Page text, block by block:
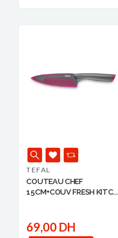
TEFAL
COUTEAU CHEF
15CM+COUV FRESH KITC...
69,00 DH